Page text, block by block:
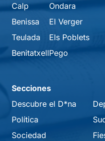
Calp
Benissa
Teulada
Benitatxell
Ondara
El Verger
Els Poblets
Pego
Secciones
Descubre el D*na
Política
Sociedad